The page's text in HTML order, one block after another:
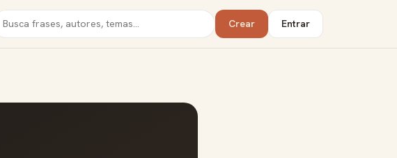
Crear Entrar